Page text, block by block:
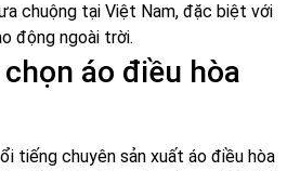
chuộng tại Việt Nam, đặc biệt với
động ngoài trời.
áo điều hòa
tiếng chuyên sản xuất áo điều hòa